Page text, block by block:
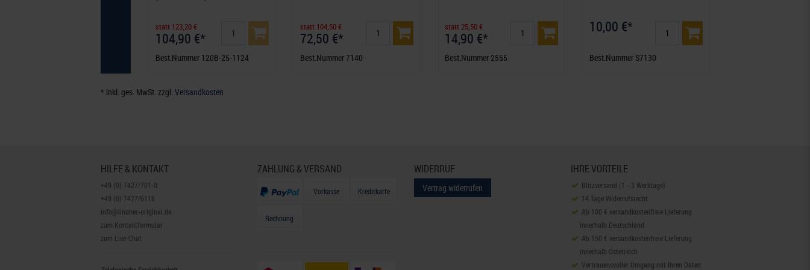
statt 123,20 €
104,90 €*
Best.Nummer 120B-25-1124
statt 104,50 €
72,50 €*
Best.Nummer 7140
statt 25,50 €
14,90 €*
Best.Nummer 2555
10,00 €*
Best.Nummer S7130
* inkl. ges. MwSt. zzgl. Versandkosten
HILFE & KONTAKT
+49 (0) 7427/701-0
+49 (0) 7427/6118
info@lindner-original.de
zum Kontaktformular
zum Live-Chat
ZAHLUNG & VERSAND
Vorkasse Kreditkarte
Rechnung
WIDERRUF
Vertrag widerrufen
IHRE VORTEILE
Blitzversand (1 - 3 Werktage)
14 Tage Widerrufsrecht
Ab 100 € versandkostenfreie Lieferung
innerhalb Deutschland
Ab 150 € versandkostenfreie Lieferung
innerhalb Österreich
Vertrauensvoller Umgang mit Ihren Daten